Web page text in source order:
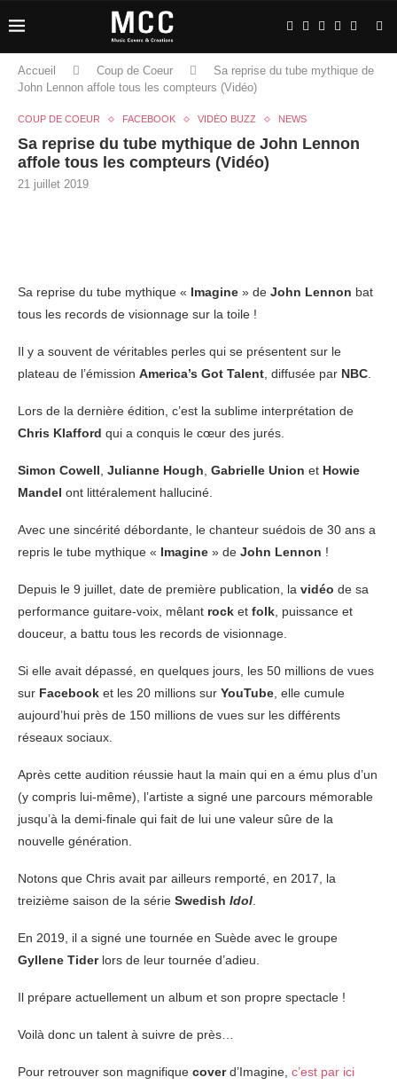
Accueil Coup de Coeur
Sa reprise du tube mythique de
John Lennon affole tous les compteurs (Vidéo)
COUP DE COEUR FACEBOOK VIDÉO BUZZ NEWS
Sa reprise du tube mythique de John Lennon
affole tous les compteurs (Vidéo)
21 juillet 2019
Sa reprise du tube mythique « Imagine » de John Lennon bat
tous les records de visionnage sur la toile !
Il y a souvent de véritables perles qui se présentent sur le
plateau de l’émission America’s Got Talent , diffusée par NBC
Lors de la dernière édition, c’est la sublime interprétation de
Chris Klafford qui a conquis le cœur des jurés.
Simon Cowell Julianne Hough Gabrielle Union et Howie
Mandel ont littéralement halluciné.
Avec une sincérité débordante, le chanteur suédois de 30 ans a
repris le tube mythique « Imagine » de John Lennon !
Depuis le 9 juillet, date de première publication, la vidéo de sa
performance guitare-voix, mêlant rock et folk , puissance et
douceur, a battu tous les records de visionnage.
Si elle avait dépassé, en quelques jours, les 50 millions de vues
sur Facebook et les 20 millions sur YouTube , elle cumule
aujourd’hui près de 150 millions de vues sur les différents
réseaux sociaux.
Après cette audition réussie haut la main qui en a ému plus d’un
(y compris lui-même), l’artiste a signé une parcours mémorable
jusqu’à la demi-finale qui fait de lui une valeur sûre de la
nouvelle génération.
Notons que Chris avait par ailleurs remporté, en 2017, la
treizième saison de la série Swedish Idol
En 2019, il a signé une tournée en Suède avec le groupe
Gyllene Tiderlors de leur tournée d’adieu.
Il prépare actuellement un album et son propre spectacle !
Voilà donc un talent à suivre de près…
Pour retrouver son magnifique coverd’Imagine, c’est par ici